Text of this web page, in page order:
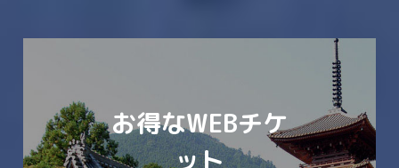
お得なWEBチケ
ット